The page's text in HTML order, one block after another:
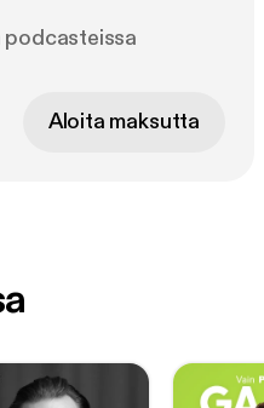
podcasteissa
Aloita maksutta